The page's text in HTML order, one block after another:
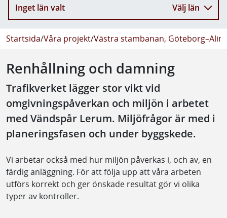
Inget län valt Välj län
Startsida/Våra projekt/Västra stambanan,
Renhållning och damning
Trafikverket lägger stor vikt vid
omgivningspåverkan och miljön i arbetet
med Vändspår Lerum. Miljöfrågor är med i
planeringsfasen och under byggskede.
Vi arbetar också med hur miljön påverkas i, och av, en
färdig anläggning. För att följa upp att våra arbeten
utförs korrekt och ger önskade resultat gör vi olika
typer av kontroller.